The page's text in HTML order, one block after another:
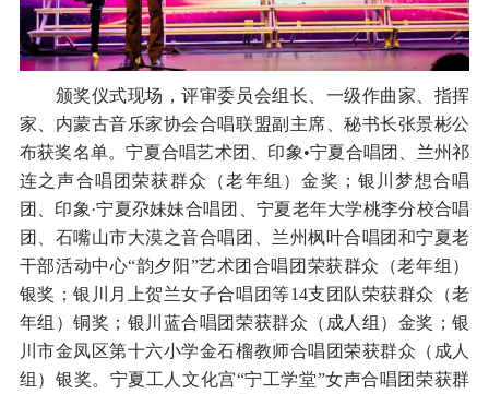
颁奖仪式现场，评审委员会组长、一级作曲家、指挥
家、内蒙古音乐家协会合唱联盟副主席、秘书长张景彬公
布获奖名单。宁夏合唱艺术团、印象•宁夏合唱团、兰州祁
连之声合唱团荣获群众（老年组）金奖；银川梦想合唱
团、印象·宁夏尕妹妹合唱团、宁夏老年大学桃李分校合唱
团、石嘴山市大漠之音合唱团、兰州枫叶合唱团和宁夏老
干部活动中心“韵夕阳”艺术团合唱团荣获群众（老年组）
银奖；银川月上贺兰女子合唱团等14支团队荣获群众（老
年组）铜奖；银川蓝合唱团荣获群众（成人组）金奖；银
川市金凤区第十六小学金石榴教师合唱团荣获群众（成人
组）银奖。宁夏工人文化宫“宁工学堂”女声合唱团荣获群